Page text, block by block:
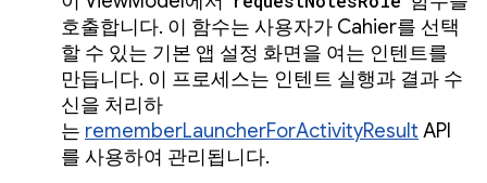
호출합니다. 이 함수는 사용자가 Cahier를 선택
할 수 있는 기본 앱 설정 화면을 여는 인텐트를
만듭니다. 이 프로세스는 인텐트 실행과 결과 수
신을 처리하
는 rememberLauncherForActivityResult API
를 사용하여 관리됩니다.